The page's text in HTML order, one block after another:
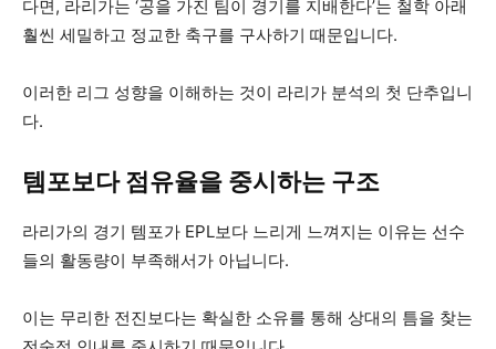
다면, 라리가는 ‘공을 가진 팀이 경기를 지배한다’는 철학 아래
훨씬 세밀하고 정교한 축구를 구사하기 때문입니다.
이러한 리그 성향을 이해하는 것이 라리가 분석의 첫 단추입니
다.
템포보다 점유율을 중시하는 구조
라리가의 경기 템포가 EPL보다 느리게 느껴지는 이유는 선수
들의 활동량이 부족해서가 아닙니다.
이는 무리한 전진보다는 확실한 소유를 통해 상대의 틈을 찾는